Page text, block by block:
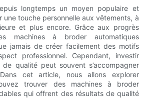
longtemps un moyen populaire et
une touche personnelle aux vêtements, à
et plus encore. Grâce aux progrès
machines à broder automatiques
jamais de créer facilement des motifs
professionnel. Cependant, investir
qualité peut souvent s’accompagner
cet article, nous allons explorer
trouver des machines à broder
qui offrent des résultats de qualité